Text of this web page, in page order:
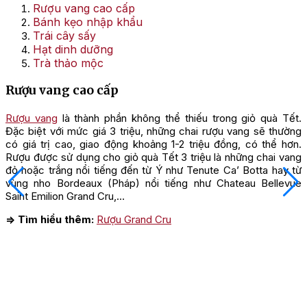
Rượu vang cao cấp
Bánh kẹo nhập khẩu
Trái cây sấy
Hạt dinh dưỡng
Trà thảo mộc
Rượu vang cao cấp
Rượu vang là thành phần không thể thiếu trong giỏ quà Tết.
Đặc biệt với mức giá 3 triệu, những chai rượu vang sẽ thường
có giá trị cao, giao động khoảng 1-2 triệu đồng, có thể hơn.
Rượu được sử dụng cho giỏ quà Tết 3 triệu là những chai vang
đỏ hoặc trắng nổi tiếng đến từ Ý như Tenute Ca’ Botta hay từ
vùng nho Bordeaux (Pháp) nổi tiếng như Chateau Bellevue
Saint Emilion Grand Cru,…
=> Tìm hiểu thêm: Rượu Grand Cru